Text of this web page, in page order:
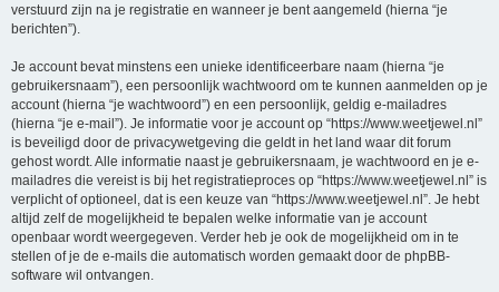
verstuurd zijn na je registratie en wanneer je bent aangemeld (hierna “je
berichten”).
Je account bevat minstens een unieke identificeerbare naam (hierna “je
gebruikersnaam”), een persoonlijk wachtwoord om te kunnen aanmelden op je
account (hierna “je wachtwoord”) en een persoonlijk, geldig e-mailadres
(hierna “je e-mail”). Je informatie voor je account op “https://www.weetjewel.nl”
is beveiligd door de privacywetgeving die geldt in het land waar dit forum
gehost wordt. Alle informatie naast je gebruikersnaam, je wachtwoord en je e-
mailadres die vereist is bij het registratieproces op “https://www.weetjewel.nl” is
verplicht of optioneel, dat is een keuze van “https://www.weetjewel.nl”. Je hebt
altijd zelf de mogelijkheid te bepalen welke informatie van je account
openbaar wordt weergegeven. Verder heb je ook de mogelijkheid om in te
stellen of je de e-mails die automatisch worden gemaakt door de phpBB-
software wil ontvangen.